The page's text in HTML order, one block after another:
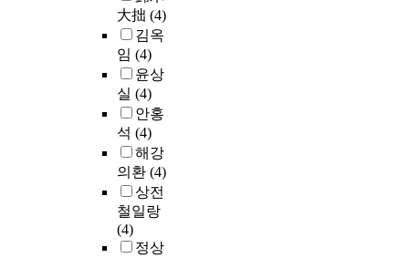
大拙 (4)
김옥
임 (4)
윤상
실 (4)
안홍
석 (4)
해강
의환 (4)
상전
철일랑
(4)
정상